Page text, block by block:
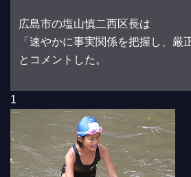
広島市の塩山慎二西区長は
「速やかに事実関係を把握し、厳
とコメントした。
1